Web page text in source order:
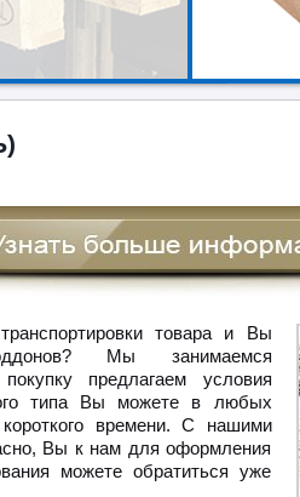
товара и Вы
Мы занимаемся
предлагаем условия
типа Вы можете в любых
времени. С нашими
Вы к нам для оформления
можете обратиться уже